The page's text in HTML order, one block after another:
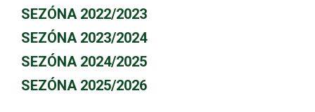
SEZÓNA 2022/2023
SEZÓNA 2023/2024
SEZÓNA 2024/2025
SEZÓNA 2025/2026